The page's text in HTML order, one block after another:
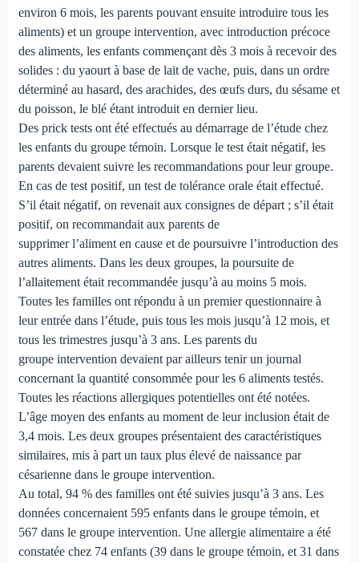
environ 6 mois, les parents pouvant ensuite introduire tous les
aliments) et un groupe intervention, avec introduction précoce
des aliments, les enfants commençant dès 3 mois à recevoir des
solides : du yaourt à base de lait de vache, puis, dans un ordre
déterminé au hasard, des arachides, des œufs durs, du sésame et
du poisson, le blé étant introduit en dernier lieu.
Des prick tests ont été effectués au démarrage de l’étude chez
les enfants du groupe témoin. Lorsque le test était négatif, les
parents devaient suivre les recommandations pour leur groupe.
En cas de test positif, un test de tolérance orale était effectué.
S’il était négatif, on revenait aux consignes de départ ; s’il était
positif, on recommandait aux parents de
supprimer l’aliment en cause et de poursuivre l’introduction des
autres aliments. Dans les deux groupes, la poursuite de
l’allaitement était recommandée jusqu’à au moins 5 mois.
Toutes les familles ont répondu à un premier questionnaire à
leur entrée dans l’étude, puis tous les mois jusqu’à 12 mois, et
tous les trimestres jusqu’à 3 ans. Les parents du
groupe intervention devaient par ailleurs tenir un journal
concernant la quantité consommée pour les 6 aliments testés.
Toutes les réactions allergiques potentielles ont été notées.
L’âge moyen des enfants au moment de leur inclusion était de
3,4 mois. Les deux groupes présentaient des caractéristiques
similaires, mis à part un taux plus élevé de naissance par
césarienne dans le groupe intervention.
Au total, 94 % des familles ont été suivies jusqu’à 3 ans. Les
données concernaient 595 enfants dans le groupe témoin, et
567 dans le groupe intervention. Une allergie alimentaire a été
constatée chez 74 enfants (39 dans le groupe témoin, et 31 dans